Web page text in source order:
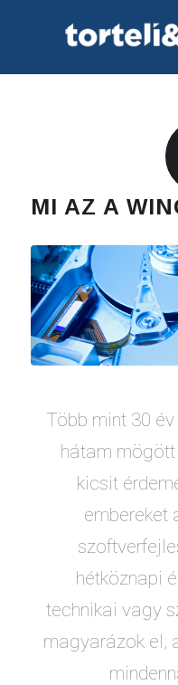
MI AZ A
Több mint 30
hátam
kicsit
embereket
hétköznapi
technikai vagy
magyarázok el,